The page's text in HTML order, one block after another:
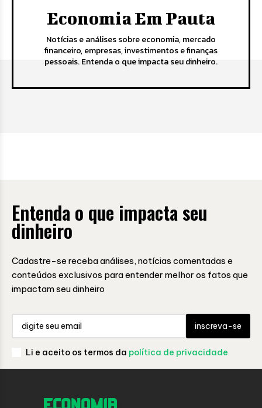
Economia Em Pauta
Notícias e análises sobre economia, mercado
financeiro, empresas, investimentos e finanças
pessoais. Entenda o que impacta seu dinheiro.
Entenda o que impacta seu
dinheiro
Cadastre-se receba análises, notícias comentadas e
conteúdos exclusivos para entender melhor os fatos que
impactam seu dinheiro
inscreva-se
Li e aceito os termos da política de privacidade